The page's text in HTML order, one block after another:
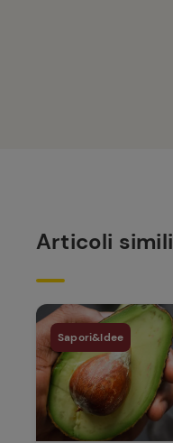
Articoli simili
Sapori&Idee